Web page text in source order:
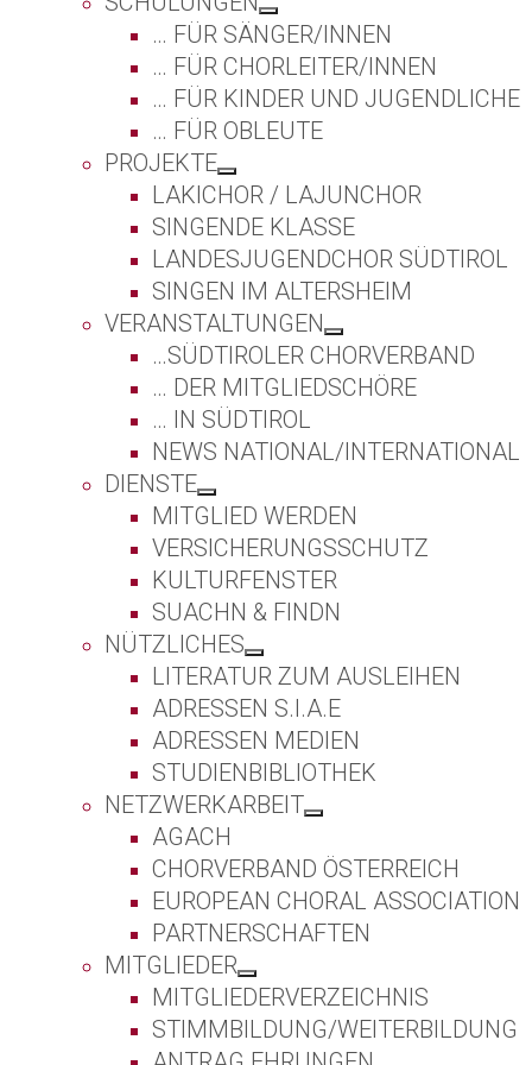
… FÜR SÄNGER/INNEN
… FÜR CHORLEITER/INNEN
… FÜR KINDER UND JUGENDLICHE
… FÜR OBLEUTE
PROJEKTE
LAKICHOR / LAJUNCHOR
SINGENDE KLASSE
LANDESJUGENDCHOR SÜDTIROL
SINGEN IM ALTERSHEIM
VERANSTALTUNGEN
…SÜDTIROLER CHORVERBAND
… DER MITGLIEDSCHÖRE
… IN SÜDTIROL
NEWS NATIONAL/INTERNATIONAL
DIENSTE
MITGLIED WERDEN
VERSICHERUNGSSCHUTZ
KULTURFENSTER
SUACHN & FINDN
NÜTZLICHES
LITERATUR ZUM AUSLEIHEN
ADRESSEN S.I.A.E
ADRESSEN MEDIEN
STUDIENBIBLIOTHEK
NETZWERKARBEIT
AGACH
CHORVERBAND ÖSTERREICH
EUROPEAN CHORAL ASSOCIATION
PARTNERSCHAFTEN
MITGLIEDER
MITGLIEDERVERZEICHNIS
STIMMBILDUNG/WEITERBILDUNG